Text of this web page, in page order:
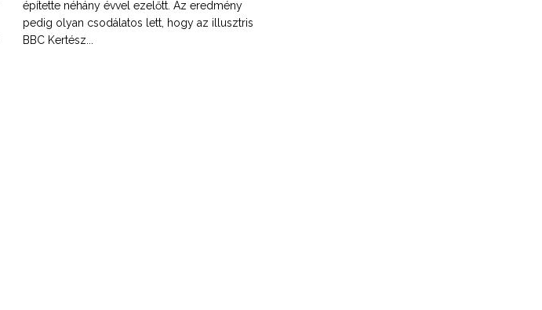
építette néhány évvel ezelőtt. Az eredmény
pedig olyan csodálatos lett, hogy az illusztris
BBC Kertész...